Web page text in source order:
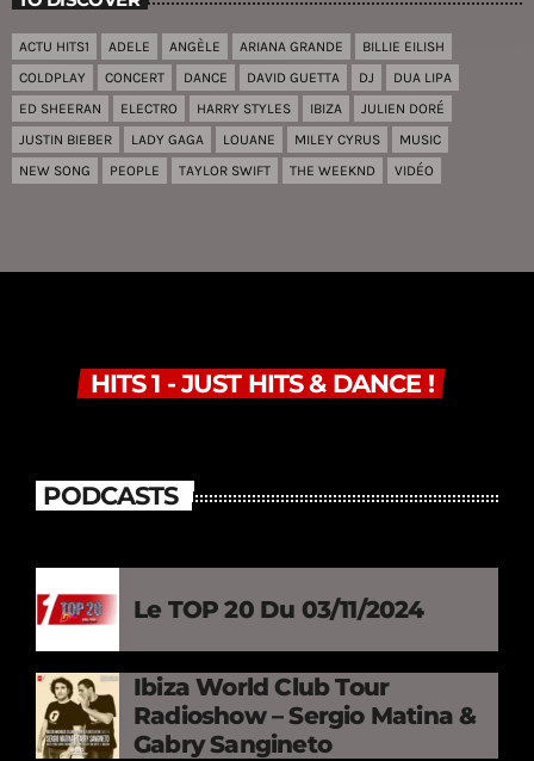
ACTU HITS1 ADELE ANGÈLE ARIANA GRANDE
BILLIE EILISH
COLDPLAY
CONCERT DANCE DAVID GUETTA DJ
DUA LIPA
ED SHEERAN
ELECTRO HARRY STYLES IBIZA
JULIEN DORÉ
JUSTIN BIEBER
LADY GAGA LOUANE MILEY CYRUS
MUSIC
NEW SONG
PEOPLE TAYLOR SWIFT THE WEEKND VIDÉO
HITS 1 - JUST HITS & DANCE !
PODCASTS
Le TOP 20 Du 03/11/2024
Ibiza World Club Tour
Radioshow – Sergio Matina &
Gabry Sangineto